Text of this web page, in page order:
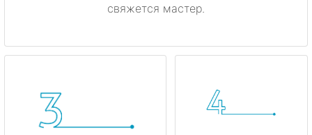
свяжется мастер.